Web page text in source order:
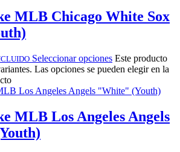
MLB Chicago White Sox
Seleccionar opciones Este producto
Las opciones se pueden elegir en la
MLB Los Angeles Angels